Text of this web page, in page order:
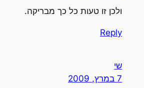
ולכן זו טעות כל כך מבריקה.
Reply
שי
7 במרץ, 2009